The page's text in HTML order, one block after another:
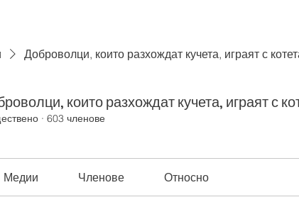
Доброволци, които разхождат кучета, играят с
които разхождат кучета, играят с
· 603 членове
Медии Членове Относно